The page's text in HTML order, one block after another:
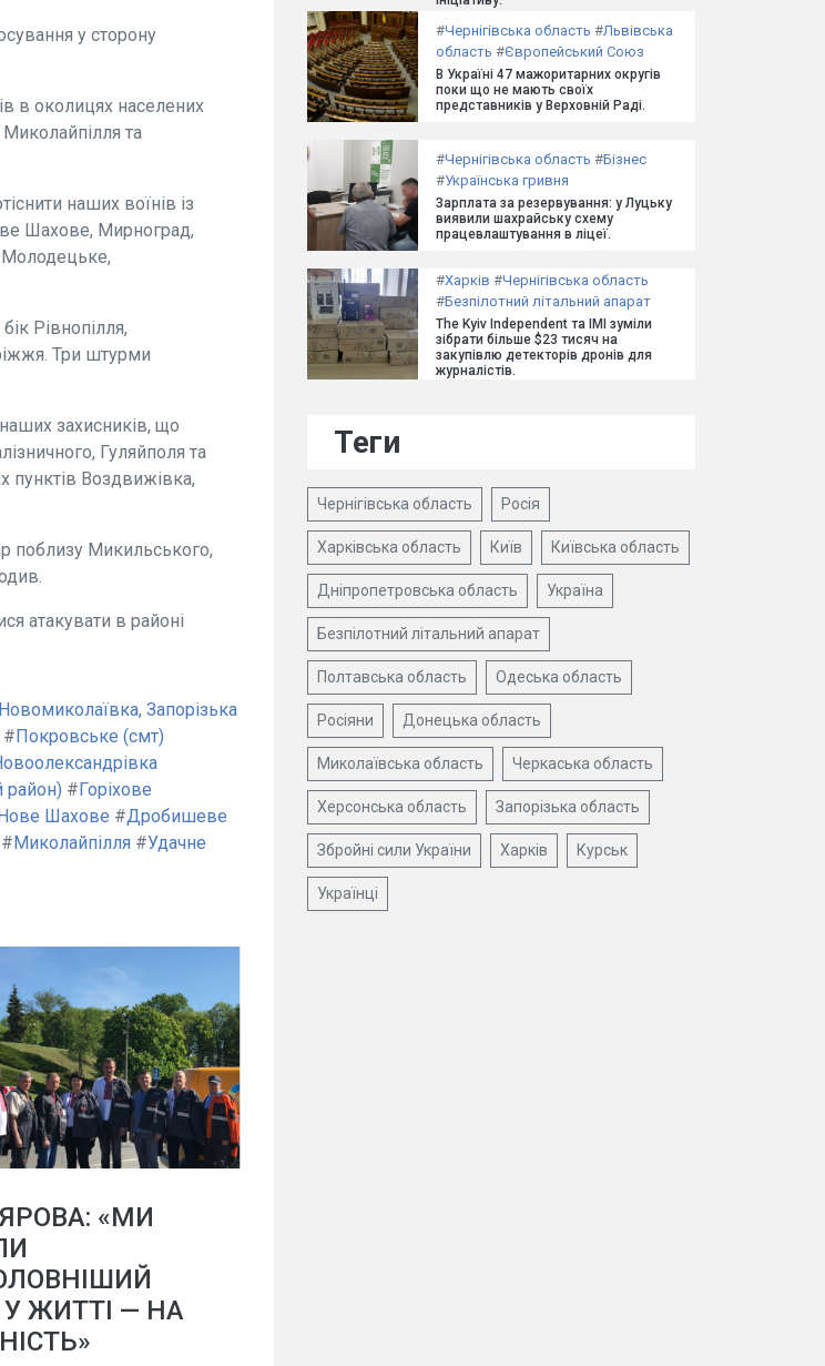
у сторону
в околицях населених
Миколайпілля та
наших воїнів із
Шахове, Мирноград,
Молодецьке,
Рівнопілля,
Три штурми
захисників, що
Гуляйполя та
пунктів Воздвижівка,
поблизу Микильського,
атакувати в районі
Новомиколаївка, Запорізька
# Покровське (смт)
район) # Горіхове
Нове Шахове #Дробишеве
# Миколайпілля #Удачне
«МИ
У ЖИТТІ — НА
#Чернігівська область #Львівська
область #Європейський Союз
В Україні 47 мажоритарних округів
поки що не мають своїх
представників у Верховній Раді.
#Чернігівська область #Бізнес
#Українська гривня
Зарплата за резервування: у Луцьку
виявили шахрайську схему
працевлаштування в ліцеї.
#Харків #Чернігівська область
#Безпілотний літальний апарат
The Kyiv Independent та ІМІ зуміли
зібрати більше $23 тисяч на
закупівлю детекторів дронів для
журналістів.
Теги
Чернігівська область Росія
Харківська область Київ Київська область
Дніпропетровська область Україна
Безпілотний літальний апарат
Полтавська область Одеська область
Росіяни Донецька область
Миколаївська область Черкаська область
Херсонська область Запорізька область
Збройні сили України Харків Курськ
Українці